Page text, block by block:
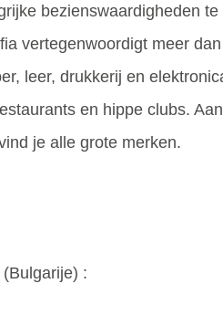
bezienswaardigheden
vertegenwoordigt meer
leer, drukkerij en
en hippe clubs.
je alle grote merken.
(Bulgarije) :